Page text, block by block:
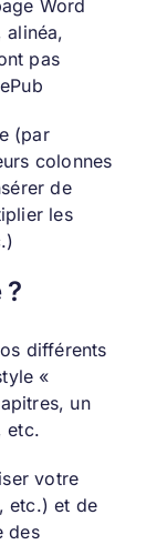
Word
alinéa,
pas
(par
colonnes
de
les
?
différents
«
un
etc.
votre
etc.) et de
des